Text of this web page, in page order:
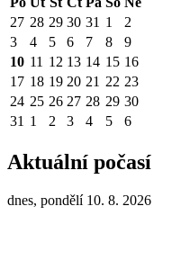
27 28 29 30 31 1
2
3
4 5 6 7 8
9
10 11 12 13 14 15 16
17 18 19 20 21 22 23
24 25 26 27 28 29 30
31 1 2 3 4 5 6
Aktuální počasí
dnes, pondělí 10. 8. 2026